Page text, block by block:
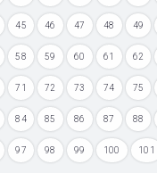
45 46 47 48 49
58 59 60 61 62
71 72 73 74 75
84 85 86 87 88
97 98 99 100 101